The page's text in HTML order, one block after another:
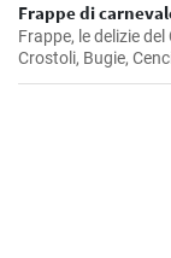
Frappe di
Frappe, le delizie
Crostoli, Bugie,
di questi tipici